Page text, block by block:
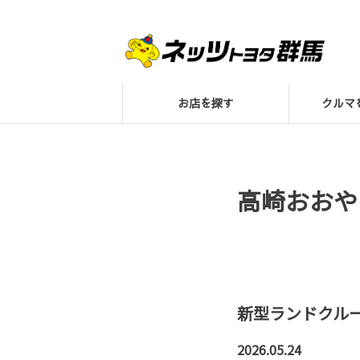
お店を探す クル
高崎おお
新型ランドクル
2026.05.24